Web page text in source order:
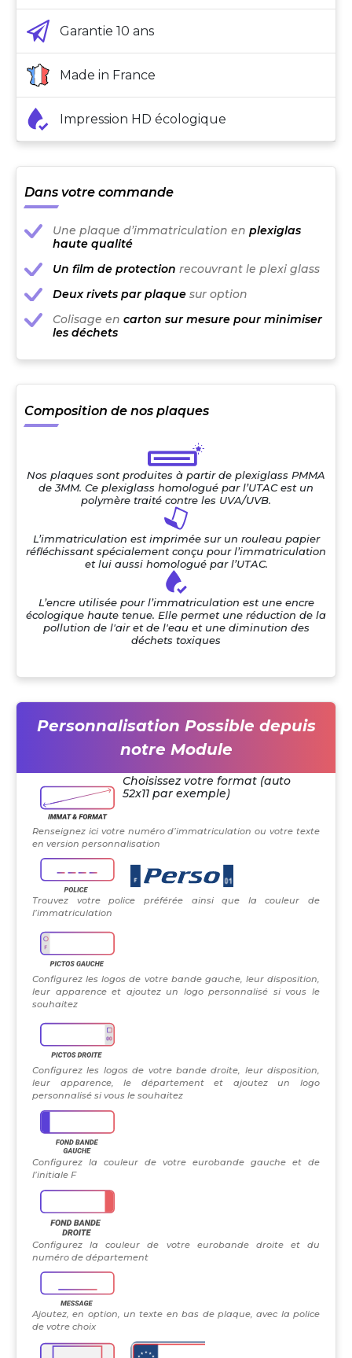
Garantie 10 ans
Made in France
Impression HD écologique
Dans votre commande
Une plaque d’immatriculation en plexiglas
haute qualité
Un film de protection recouvrant le plexi glass
Deux rivets par plaque sur option
Colisage en carton sur mesure pour minimiser
les déchets
Composition de nos plaques
Nos plaques sont produites à partir de plexiglass PMMA
de 3MM. Ce plexiglass homologué par l’UTAC est un
polymère traité contre les UVA/UVB.
L’immatriculation est imprimée sur un rouleau papier
réfléchissant spécialement conçu pour l’immatriculation
et lui aussi homologué par l’UTAC.
L’encre utilisée pour l’immatriculation est une encre
écologique haute tenue. Elle permet une réduction de la
pollution de l'air et de l'eau et une diminution des
déchets toxiques
Personnalisation Possible depuis
notre Module
Choisissez votre format (auto
52x11 par exemple)
Renseignez ici votre numéro d’immatriculation ou votre texte
en version personnalisation
Trouvez votre police préférée ainsi que la couleur de
l’immatriculation
Configurez les logos de votre bande gauche, leur disposition,
leur apparence et ajoutez un logo personnalisé si vous le
souhaitez
Configurez les logos de votre bande droite, leur disposition,
leur apparence, le département et ajoutez un logo
personnalisé si vous le souhaitez
Configurez la couleur de votre eurobande gauche et de
l’initiale F
Configurez la couleur de votre eurobande droite et du
numéro de département
Ajoutez, en option, un texte en bas de plaque, avec la police
de votre choix